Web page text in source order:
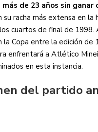
más de 23 años sin
su racha más extensa en
cuartos de final de
la Copa entre la edición de
enfrentará a Atlético
en esta instancia.
del partido